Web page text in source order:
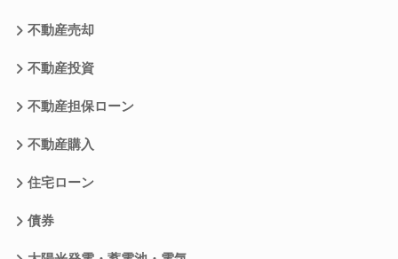
不動産売却
不動産投資
不動産担保ローン
不動産購入
住宅ローン
債券